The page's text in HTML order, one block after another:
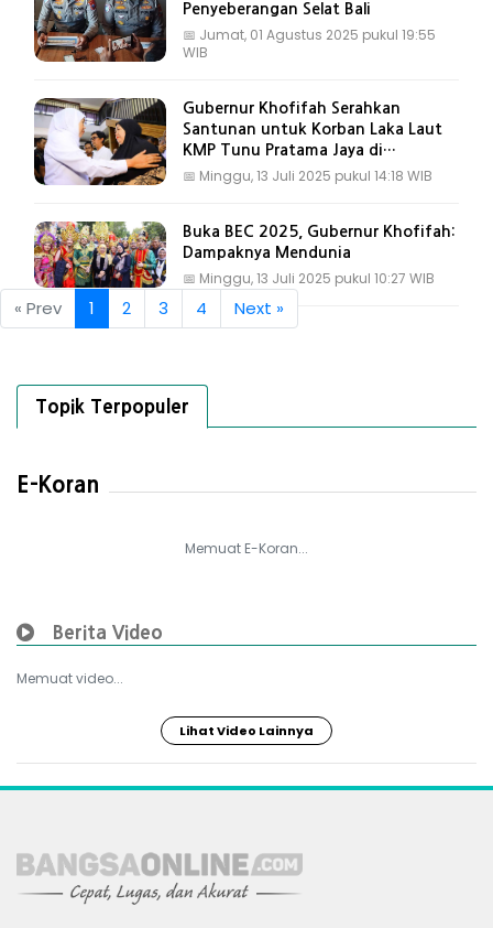
Penyeberangan Selat Bali
📅 Jumat, 01 Agustus 2025 pukul 19:55
WIB
Gubernur Khofifah Serahkan
Santunan untuk Korban Laka Laut
KMP Tunu Pratama Jaya di
Banyuwangi
📅 Minggu, 13 Juli 2025 pukul 14:18 WIB
Buka BEC 2025, Gubernur Khofifah:
Dampaknya Mendunia
📅 Minggu, 13 Juli 2025 pukul 10:27 WIB
« Prev 1 2 3 4 Next »
Topik Terpopuler
E-Koran
Memuat E-Koran...
Berita Video
Memuat video...
Lihat Video Lainnya